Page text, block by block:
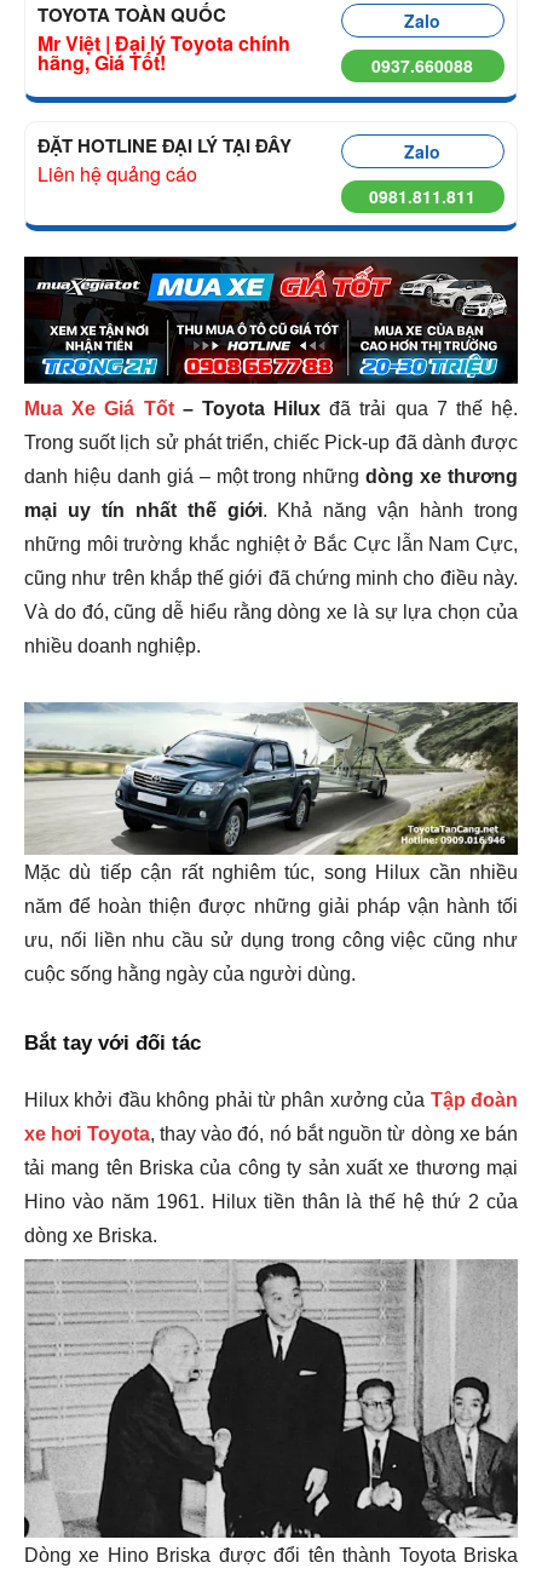
TOYOTA TOÀN QUỐC
Mr Việt | Đại lý Toyota chính
hãng, Giá Tốt!
Zalo
0937.660088
ĐẶT HOTLINE ĐẠI LÝ TẠI ĐÂY
Liên hệ quảng cáo
Zalo
0981.811.811
Mua Xe Giá Tốt– Toyota Hilux đã trải qua 7 thế hệ.
Trong suốt lịch sử phát triển, chiếc Pick-up đã dành được
danh hiệu danh giá – một trong nhữngdòng xe thương
mại uy tín nhất thế giới. Khả năng vận hành trong
những môi trường khắc nghiệt ở Bắc Cực lẫn Nam Cực,
cũng như trên khắp thế giới đã chứng minh cho điều này.
Và do đó, cũng dễ hiểu rằng dòng xe là sự lựa chọn của
nhiều doanh nghiệp.
Mặc dù tiếp cận rất nghiêm túc, song Hilux cần nhiều
năm để hoàn thiện được những giải pháp vận hành tối
ưu, nối liền nhu cầu sử dụng trong công việc cũng như
cuộc sống hằng ngày của người dùng.
Bắt tay với đối tác
Hilux khởi đầu không phải từ phân xưởng của Tập đoàn
xe hơi Toyota, thay vào đó, nó bắt nguồn từ dòng xe bán
tải mang tên Briska của công ty sản xuất xe thương mại
Hino vào năm 1961. Hilux tiền thân là thế hệ thứ 2 của
dòng xe Briska.
Dòng xe Hino Briska được đổi tên thành Toyota Briska